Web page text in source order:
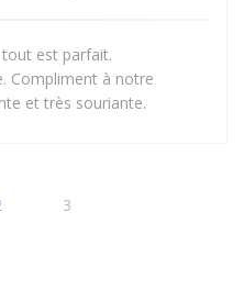
est parfait.
Compliment à notre
et très souriante.
3